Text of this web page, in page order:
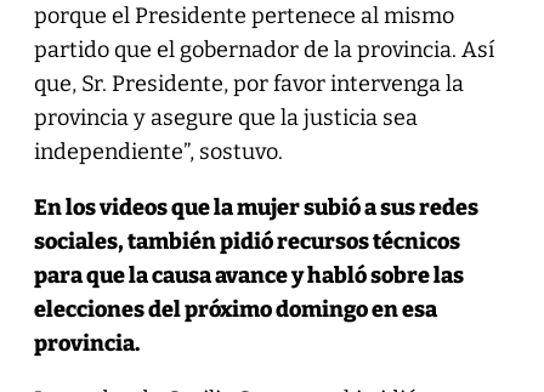
porque el Presidente pertenece al mismo
partido que el gobernador de la provincia. Así
que, Sr. Presidente, por favor intervenga la
provincia y asegure que la justicia sea
independiente”, sostuvo.
En los videos que la mujer subió a sus redes
sociales, también pidió recursos técnicos
para que la causa avance y habló sobre las
elecciones del próximo domingo en esa
provincia.